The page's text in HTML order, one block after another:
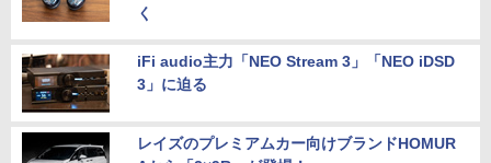
く
iFi audio主力「NEO Stream 3」「NEO iDSD
3」に迫る
レイズのプレミアムカー向けブランドHOMUR